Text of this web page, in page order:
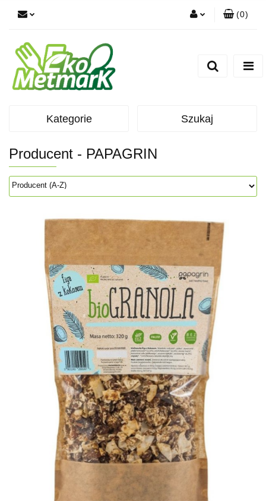
(0)
Kategorie Szukaj
Producent - PAPAGRIN